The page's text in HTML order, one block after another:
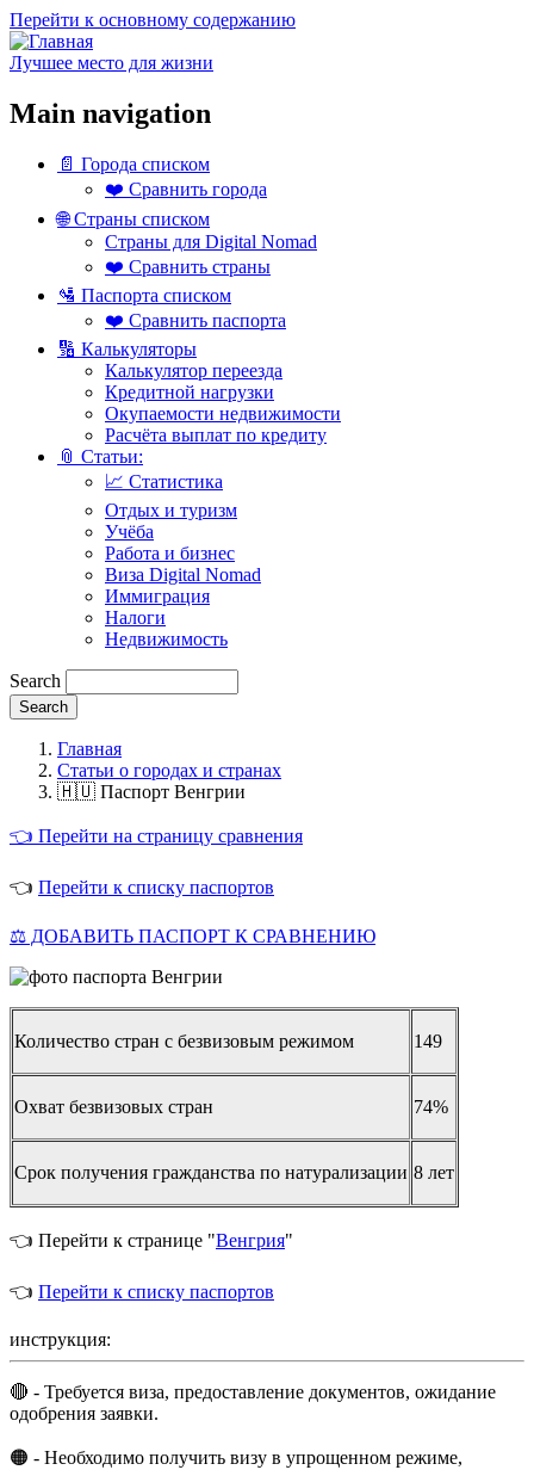
Перейти к основному содержанию
Лучшее место для жизни
Main navigation
📄 Города списком
❤️ Сравнить города
🌐 Страны списком
Страны для Digital Nomad
❤️ Сравнить страны
🛂 Паспорта списком
❤️ Сравнить паспорта
🔢 Калькуляторы
Калькулятор переезда
Кредитной нагрузки
Окупаемости недвижимости
Расчёта выплат по кредиту
📎 Статьи:
📈 Статистика
Отдых и туризм
Учёба
Работа и бизнес
Виза Digital Nomad
Иммиграция
Налоги
Недвижимость
Search
Главная
Статьи о городах и странах
🇭🇺 Паспорт Венгрии
👈 Перейти на страницу сравнения
👈 Перейти к списку паспортов
⚖️ ДОБАВИТЬ ПАСПОРТ К СРАВНЕНИЮ
Количество стран с безвизовым режимом 149
Охват безвизовых стран 74%
Срок получения гражданства по натурализации 8 лет
👈 Перейти к странице "Венгрия"
👈 Перейти к списку паспортов
инструкция:
🔴 - Требуется виза, предоставление документов, ожидание
одобрения заявки.
🟠 - Необходимо получить визу в упрощенном режиме,